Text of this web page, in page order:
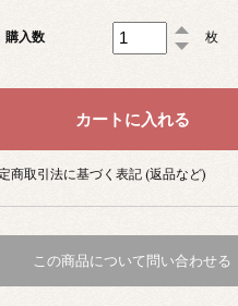
購入数 枚
商取引法に基づく表記 (返品など)
この商品について問い合わせる